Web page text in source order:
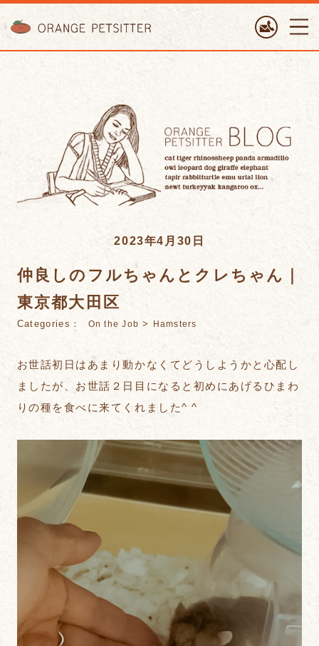
2023年4月30日
仲良しのフルちゃんとクレちゃん｜
東京都大田区
Categories： On the Job > Hamsters
お世話初日はあまり動かなくてどうしようかと心配し
ましたが、お世話２日目になると初めにあげるひまわ
りの種を食べに来てくれました^ ^